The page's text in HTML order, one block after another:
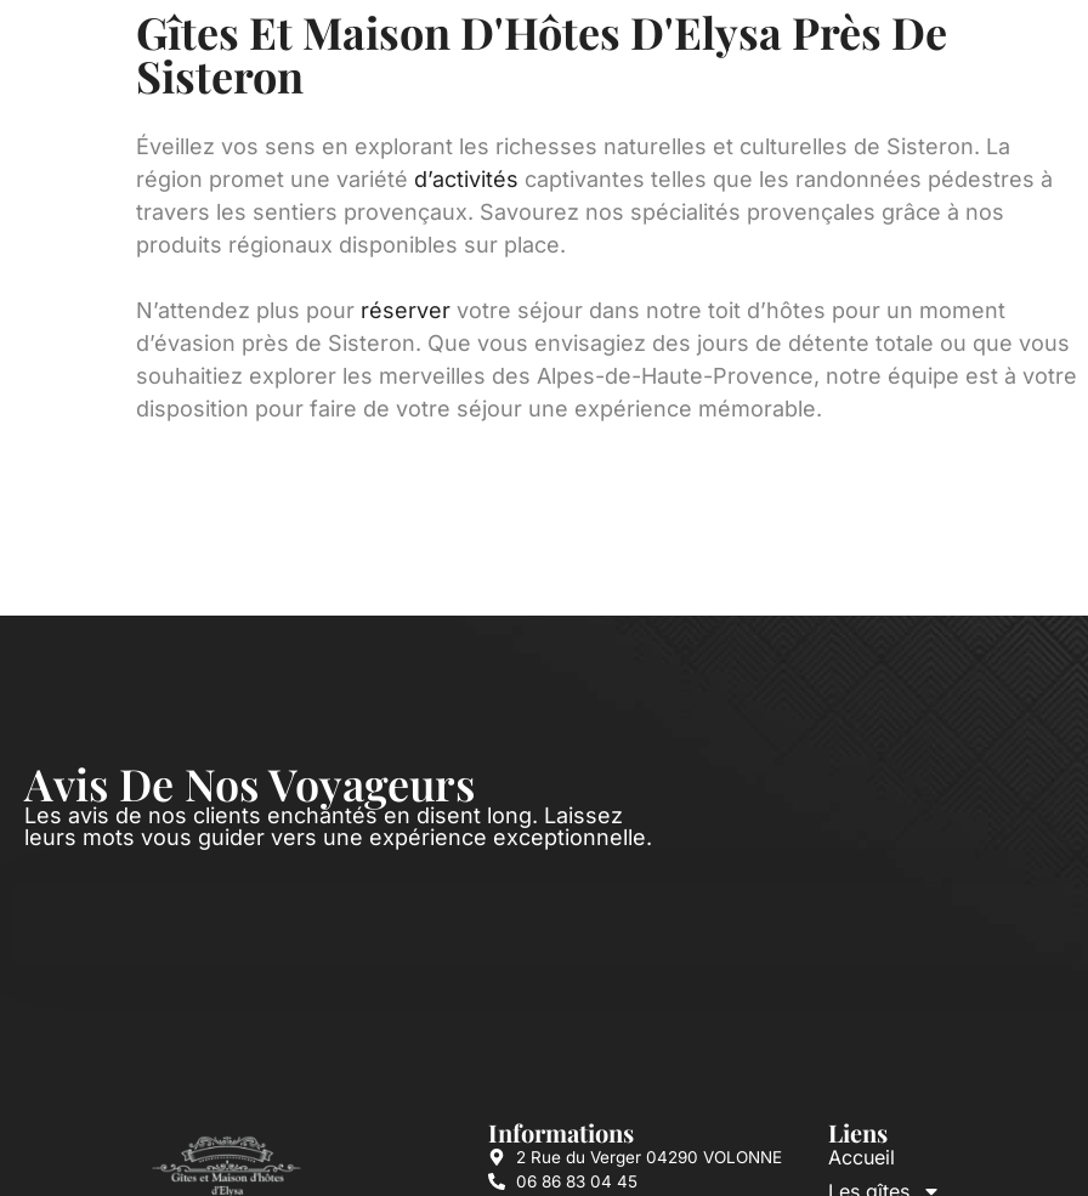
Gîtes Et Maison D'Hôtes D'Elysa Près De
Sisteron
Éveillez vos sens en explorant les richesses naturelles et culturelles de Sisteron. La
région promet une variété d’activités captivantes telles que les randonnées pédestres à
travers les sentiers provençaux. Savourez nos spécialités provençales grâce à nos
produits régionaux disponibles sur place.
N’attendez plus pour réserver votre séjour dans notre toit d’hôtes pour un moment
d’évasion près de Sisteron. Que vous envisagiez des jours de détente totale ou que vous
souhaitiez explorer les merveilles des Alpes-de-Haute-Provence, notre équipe est à votre
disposition pour faire de votre séjour une expérience mémorable.
Avis De Nos Voyageurs
Les avis de nos clients enchantés en disent long. Laissez
leurs mots vous guider vers une expérience exceptionnelle.
Informations
2 Rue du Verger 04290 VOLONNE
06 86 83 04 45
Liens
Accueil